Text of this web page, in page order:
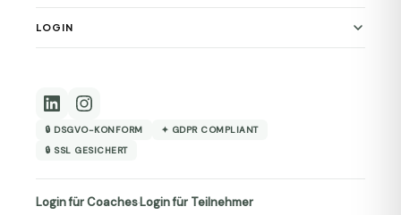
LOGIN
🔒 DSGVO-KONFORM
✦ GDPR COMPLIANT
🔒 SSL GESICHERT
Login für Coaches·Login für Teilnehmer